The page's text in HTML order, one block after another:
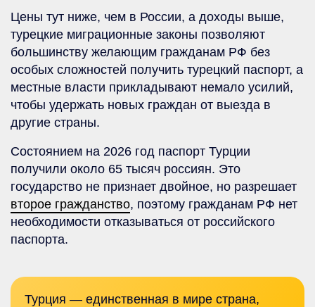
Цены тут ниже, чем в России, а доходы выше,
турецкие миграционные законы позволяют
большинству желающим гражданам РФ без
особых сложностей получить турецкий паспорт, а
местные власти прикладывают немало усилий,
чтобы удержать новых граждан от выезда в
другие страны.
Состоянием на 2026 год паспорт Турции
получили около 65 тысяч россиян. Это
государство не признает двойное, но разрешает
второе гражданство, поэтому гражданам РФ нет
необходимости отказываться от российского
паспорта.
Турция — единственная в мире страна,